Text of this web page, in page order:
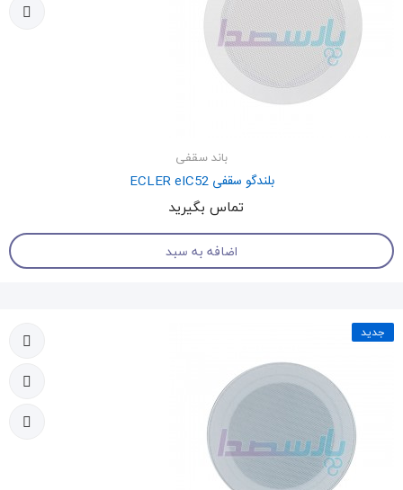
باند سقفی
بلندگو سقفی ECLER eIC52
تماس بگیرید
اضافه به سبد
جدید